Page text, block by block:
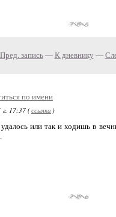
запись— К дневнику —
по имени
г. 17:37 (ссылка )
удалось или так и ходишь в